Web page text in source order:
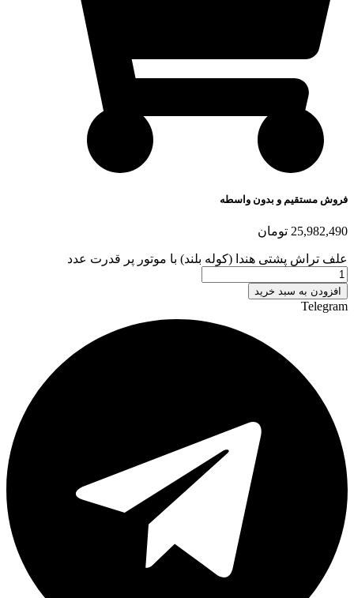
فروش مستقیم و بدون واسطه
25,982,490 تومان
علف تراش پشتی هندا (کوله بلند) با موتور پر قدرت عدد
افزودن به سبد خرید
Telegram